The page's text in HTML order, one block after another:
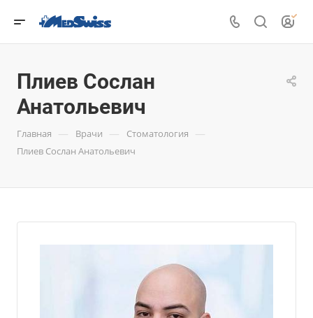
Плиев Сослан
Анатольевич
Главная — Врачи — Стоматология —
Плиев Сослан Анатольевич